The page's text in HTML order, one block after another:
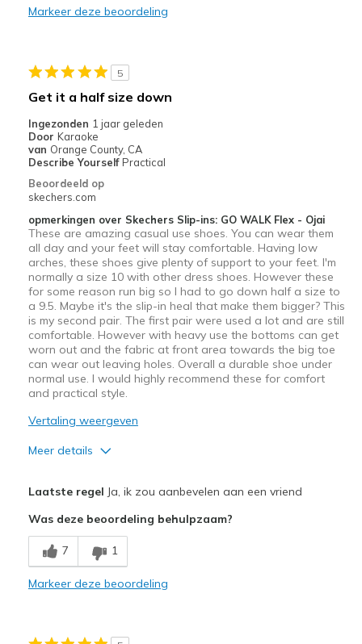
Minpunten
Need Break In
Casual Wear
Travel
Width
Feels true to width
Sizing
Feels true to size
View On Shoes
Shoes are for Wearing
Markeer deze beoordeling
5
Get it a half size down
Ingezonden 1 jaar geleden
Door Karaoke
van Orange County, CA
Describe Yourself Practical
Beoordeeld op
skechers.com
opmerkingen over Skechers Slip-ins: GO WALK Flex - Ojai
These are amazing casual use shoes. You can wear them
all day and your feet will stay comfortable. Having low
arches, these shoes give plenty of support to your feet. I'm
normally a size 10 with other dress shoes. However these
for some reason run big so I had to go down half a size to
a 9.5. Maybe it's the slip-in heal that make them bigger? This
is my second pair. The first pair were used a lot and are still
comfortable. However with heavy use the bottoms can get
worn out and the fabric at front area towards the big toe
can wear out leaving holes. Overall a durable shoe under
normal use. I would highly recommend these for comfort
and practical style.
Vertaling weergeven
Meer details
Comfortable
Versitle
Laatste regel Ja, ik zou aanbevelen aan een vriend
Was deze beoordeling behulpzaam?
7 1
Markeer deze beoordeling